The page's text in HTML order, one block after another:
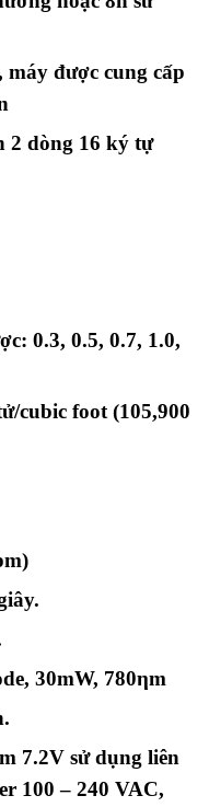
được cung cấp
2 dòng 16 ký tự
0.3, 0.5, 0.7, 1.0,
cubic foot (105,900
30mW, 780ηm
7.2V sử dụng liên
100 – 240 VAC,